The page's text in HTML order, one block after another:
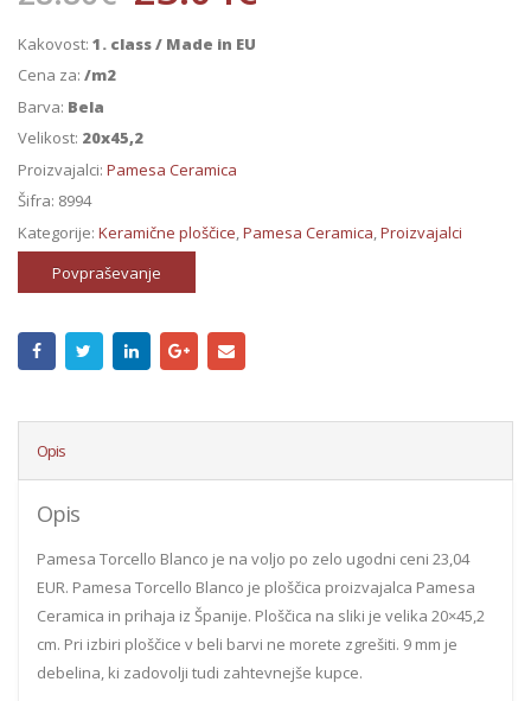
Kakovost: 1. class / Made in EU
Cena za: /m2
Barva: Bela
Velikost: 20x45,2
Proizvajalci: Pamesa Ceramica
Šifra: 8994
Kategorije: Keramične ploščice,Pamesa Ceramica,Proizvajalci
Povpraševanje
Opis
Opis
Pamesa Torcello Blanco je na voljo po zelo ugodni ceni 23,04
EUR. Pamesa Torcello Blanco je ploščica proizvajalca Pamesa
Ceramica in prihaja iz Španije. Ploščica na sliki je velika 20×45,2
cm. Pri izbiri ploščice v beli barvi ne morete zgrešiti. 9 mm je
debelina, ki zadovolji tudi zahtevnejše kupce.